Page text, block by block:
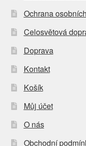
Ochrana
Celosvětová
Doprava
Kontakt
Košík
Můj účet
O nás
Obchodní